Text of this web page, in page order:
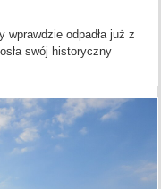
wprawdzie odpadła już z
swój historyczny